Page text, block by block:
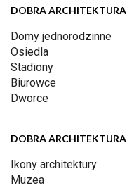
DOBRA ARCHITEKTURA
Domy jednorodzinne
Osiedla
Stadiony
Biurowce
Dworce
DOBRA ARCHITEKTURA
Ikony architektury
Muzea